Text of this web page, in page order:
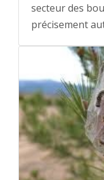
secteur des
précisement